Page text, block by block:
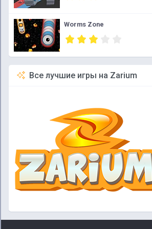
Worms Zone
Все лучшие игры на Zarium